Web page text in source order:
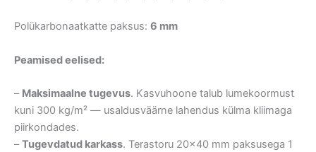
Polükarbonaatkatte paksus: 6 mm
Peamised eelised:
– Maksimaalne tugevus. Kasvuhoone talub lumekoormust
kuni 300 kg/m² — usaldusväärne lahendus külma kliimaga
piirkondades.
–Tugevdatud karkass. Terastoru 20×40 mm paksusega 1